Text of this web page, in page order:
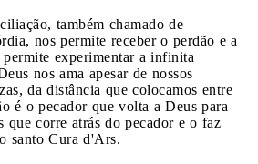
também chamado de
nos permite receber o perdão e a
experimentar a infinita
nos ama apesar de nossos
da distância que colocamos entre
é o pecador que volta a Deus para
que corre atrás do pecador e o faz
santo Cura d'Ars.